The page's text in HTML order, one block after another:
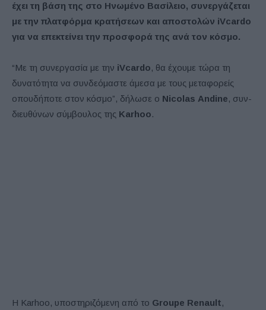
έχει τη βάση της στο Ηνωμένο Βασίλειο, συνεργάζεται
με την πλατφόρμα κρατήσεων και αποστολών iVcardo
για να επεκτείνει την προσφορά της ανά τον κόσμο.
“Με τη συνεργασία με την iVcardo, θα έχουμε τώρα τη
δυνατότητα να συνδεόμαστε άμεσα με τους μεταφορείς
οπουδήποτε στον κόσμο”, δήλωσε ο Nicolas Andine, συν-
διευθύνων σύμβουλος της Karhoo.
Η Karhoo, υποστηριζόμενη από το Groupe Renault,